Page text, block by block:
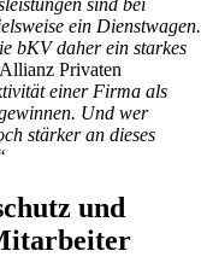
sind bei
ein Dienstwagen.
bKV daher ein starkes
Allianz Privaten
einer Firma als
Und wer
stärker an dieses
und